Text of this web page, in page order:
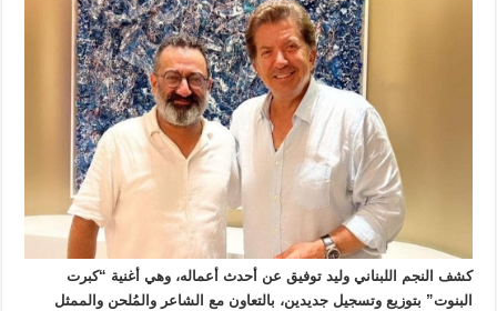
كشف النجم اللبناني وليد توفيق عن أحدث أعماله، وهي أغنية “كبرت
البنوت” بتوزيع وتسجيل جديدين، بالتعاون مع الشاعر والمُلحن والممثل